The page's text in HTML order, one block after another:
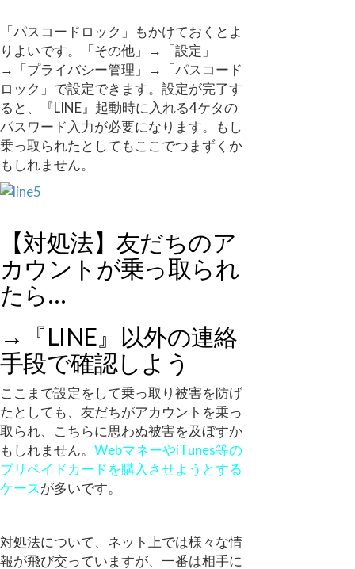
「パスコードロック」もかけておくとよ
りよいです。「その他」→「設定」
→「プライバシー管理」→「パスコード
ロック」で設定できます。設定が完了す
ると、『LINE』起動時に入れる4ケタの
パスワード入力が必要になります。もし
乗っ取られたとしてもここでつまずくか
もしれません。
【対処法】友だちのア
カウントが乗っ取られ
たら…
→『LINE』以外の連絡
手段で確認しよう
ここまで設定をして乗っ取り被害を防げ
たとしても、友だちがアカウントを乗っ
取られ、こちらに思わぬ被害を及ぼすか
もしれません。 WebマネーやiTunes等の
プリペイドカードを購入させようとする
ケースが多いです。
対処法について、ネット上では様々な情
報が飛び交っていますが、一番は相手に